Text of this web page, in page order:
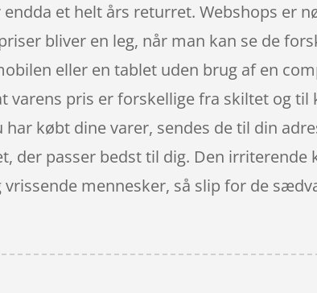
et helt års returret. Webshops er
bliver en leg, når man kan se de
eller en tablet uden brug af en
pris er forskellige fra skiltet og til
købt dine varer, sendes de til din
der passer bedst til dig. Den irriterende
mennesker, så slip for de